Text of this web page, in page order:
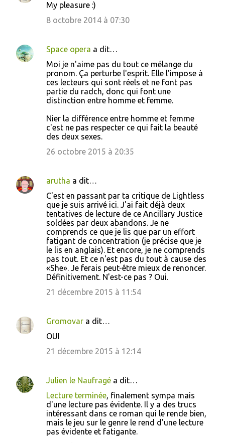
My pleasure :)
8 octobre 2014 à 07:30
Space opera a dit…
Moi je n'aime pas du tout ce mélange du
pronom. Ça perturbe l'esprit. Elle l'impose à
ces lecteurs qui sont réels et ne font pas
partie du radch, donc qui font une
distinction entre homme et femme.
Nier la différence entre homme et femme
c'est ne pas respecter ce qui fait la beauté
des deux sexes.
26 octobre 2015 à 20:35
arutha a dit…
C'est en passant par ta critique de Lightless
que je suis arrivé ici. J'ai fait déjà deux
tentatives de lecture de ce Ancillary Justice
soldées par deux abandons. Je ne
comprends ce que je lis que par un effort
fatigant de concentration (je précise que je
le lis en anglais). Et encore, je ne comprends
pas tout. Et ce n'est pas du tout à cause des
«She». Je ferais peut-être mieux de renoncer.
Définitivement. N'est-ce pas ? Oui.
21 décembre 2015 à 11:54
Gromovar a dit…
OUI
21 décembre 2015 à 12:14
Julien le Naufragé a dit…
Lecture terminée, finalement sympa mais
d'une lecture pas évidente. Il y a des trucs
intéressant dans ce roman qui le rende bien,
mais le jeu sur le genre le rend d'une lecture
pas évidente et fatigante.